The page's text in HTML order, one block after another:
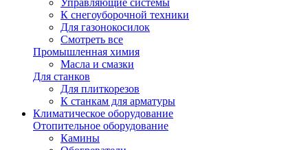
Управляющие системы
К снегоуборочной техники
Для газонокосилок
Смотреть все
Промышленная химия
Масла и смазки
Для станков
Для плиткорезов
К станкам для арматуры
Климатическое оборудование
Отопительное оборудование
Камины